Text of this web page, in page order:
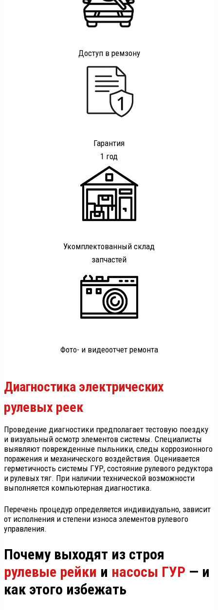
Доступ в ремзону
Гарантия
1 год
Укомплектованный склад
запчастей
Фото- и видеоотчет ремонта
Диагностика электрических
рулевых реек
Проведение диагностики предполагает тестовую поездку
и визуальный осмотр элементов системы. Специалисты
выявляют поврежденные пыльники, следы коррозионного
поражения и механического воздействия. Оценивается
герметичность системы ГУР, состояние рулевого редуктора
и рулевых тяг. При наличии технической возможности
выполняется компьютерная диагностика.
Перечень процедур определяется индивидуально, зависит
от исполнения и степени износа элементов рулевого
управления.
Почему выходят из строя
рулевые рейки и насосы ГУР — и
как этого избежать